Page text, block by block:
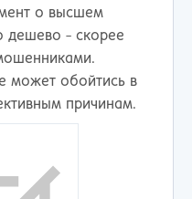
о высшем
дешево - скорее
может обойтись в
причинам.